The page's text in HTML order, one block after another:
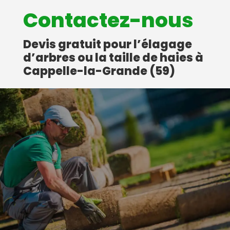
Contactez-nous
Devis gratuit pour l’élagage
d’arbres ou la taille de haies à
Cappelle-la-Grande (59)